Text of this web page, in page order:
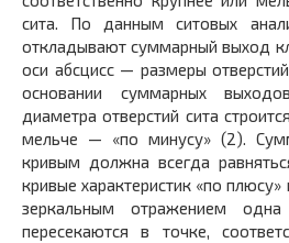
сита. По данным ситовых
откладывают суммарный выход
оси абсцисс — размеры
основании суммарных
диаметра отверстий сита
мельче — «по минусу» (2).
кривым должна всегда
кривые характеристик «по
зеркальным отражением
пересекаются в точке,